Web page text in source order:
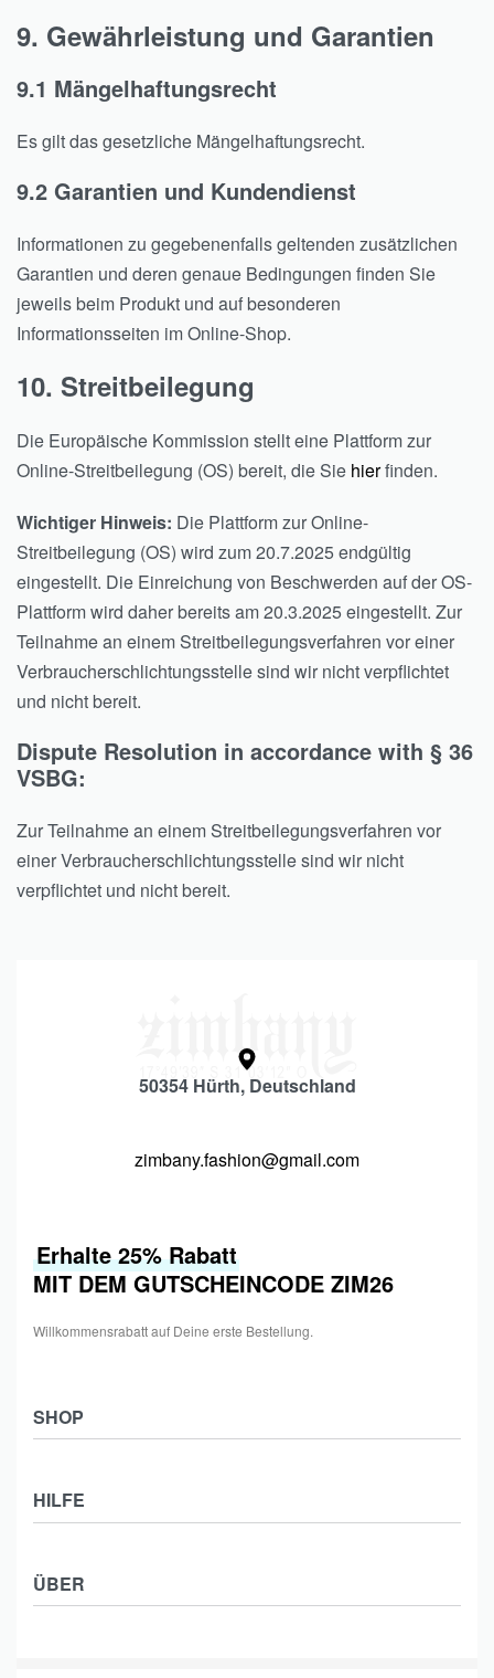
9. Gewährleistung und Garantien
9.1 Mängelhaftungsrecht
Es gilt das gesetzliche Mängelhaftungsrecht.
9.2 Garantien und Kundendienst
Informationen zu gegebenenfalls geltenden zusätzlichen
Garantien und deren genaue Bedingungen finden Sie
jeweils beim Produkt und auf besonderen
Informationsseiten im Online-Shop.
10. Streitbeilegung
Die Europäische Kommission stellt eine Plattform zur
Online-Streitbeilegung (OS) bereit, die Sie hierfinden.
Wichtiger Hinweis: Die Plattform zur Online-
Streitbeilegung (OS) wird zum 20.7.2025 endgültig
eingestellt. Die Einreichung von Beschwerden auf der OS-
Plattform wird daher bereits am 20.3.2025 eingestellt. Zur
Teilnahme an einem Streitbeilegungsverfahren vor einer
Verbraucherschlichtungsstelle sind wir nicht verpflichtet
und nicht bereit.
Dispute Resolution in accordance with § 36
VSBG:
Zur Teilnahme an einem Streitbeilegungsverfahren vor
einer Verbraucherschlichtungsstelle sind wir nicht
verpflichtet und nicht bereit.
50354 Hürth, Deutschland
zimbany.fashion@gmail.com
SHOP
Collections
Männer
Kids
HILFE
Zahlung & Versand
Widerrufsbelehrung
ÜBER
Erhalte 25% Rabatt
MIT DEM GUTSCHEINCODE ZIM26
Willkommensrabatt auf Deine erste Bestellung.